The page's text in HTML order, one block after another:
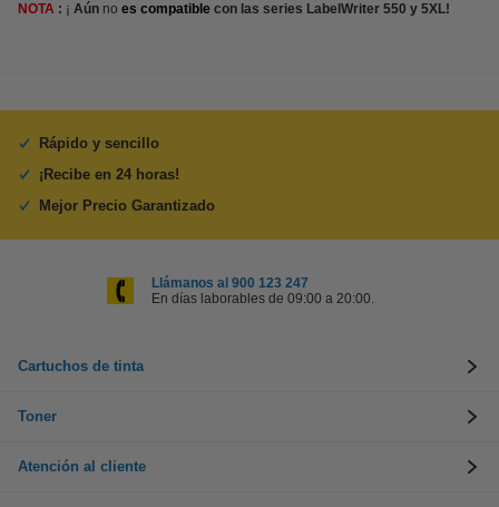
NOTA : ¡ Aún no es compatible con las series LabelWriter 550 y 5XL!
Rápido y sencillo
¡Recibe en 24 horas!
Mejor Precio Garantizado
Llámanos al 900 123 247
En días laborables de 09:00 a 20:00.
Cartuchos de tinta
Toner
Atención al cliente